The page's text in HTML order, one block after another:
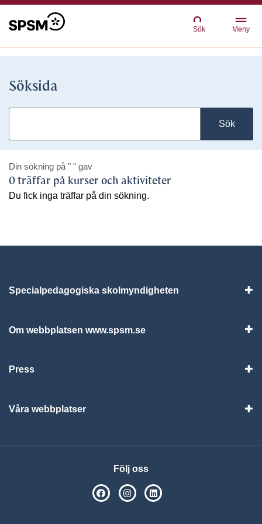
Sök Meny
Söksida
Sök
Din sökning på " " gav
0 träffar på kurser och aktiviteter
Du fick inga träffar på din sökning.
Specialpedagogiska skolmyndigheten
Om webbplatsen www.spsm.se
Press
Våra webbplatser
Följ oss
SPSM på Facebook
SPSM på Instagram